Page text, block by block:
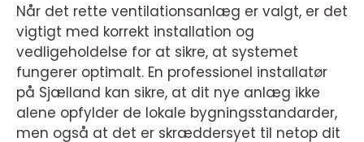
Når det rette ventilationsanlæg er valgt, er det
vigtigt med korrekt installation og
vedligeholdelse for at sikre, at systemet
fungerer optimalt. En professionel installatør
på Sjælland kan sikre, at dit nye anlæg ikke
alene opfylder de lokale bygningsstandarder,
men også at det er skræddersyet til netop dit